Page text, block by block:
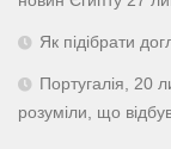
Як підібрати
Португалія, 20
розуміли, що